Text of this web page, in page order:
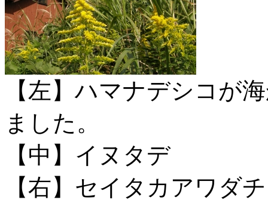
【左】ハマナデシコが
ました。
【中】イヌタデ
【右】セイタカアワダ